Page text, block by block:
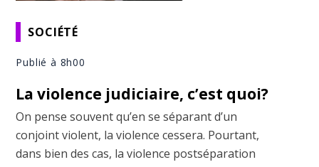
SOCIÉTÉ
Publié à 8h00
La violence judiciaire, c’est quoi?
On pense souvent qu’en se séparant d’un
conjoint violent, la violence cessera. Pourtant,
dans bien des cas, la violence postséparation